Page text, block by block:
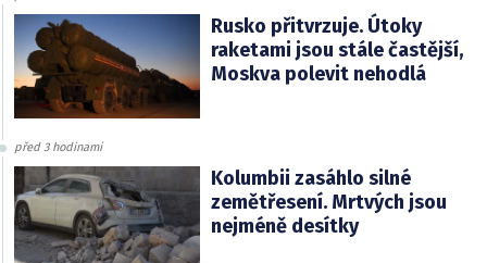
Rusko přitvrzuje. Útoky
raketami jsou stále častější,
Moskva polevit nehodlá
před 3 hodinami
Kolumbii zasáhlo silné
zemětřesení. Mrtvých jsou
nejméně desítky